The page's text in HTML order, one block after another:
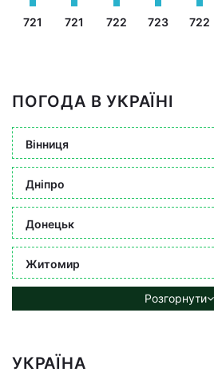
721 721 722 723 722
ПОГОДА В УКРАЇНІ
Вінниця
Дніпро
Донецьк
Житомир
Розгорнути
УКРАЇНА